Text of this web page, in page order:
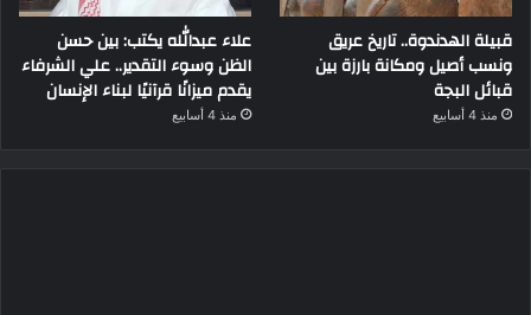
قبيلة الهدندوة.. تاريخ عريق
ونسب أصيل ومكانة بارزة بين
قبائل البجة
منذ 4 أسابيع
علاء عبدالله يكتب: بين حسن
الظن وسوء التقدير.. علي الشرفاء
يقدم ميزانًا قرآنيًا لبناء الإنسان
منذ 4 أسابيع